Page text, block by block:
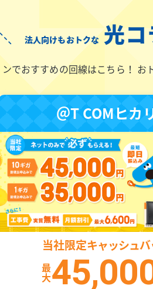
法人向けもおトクな光コ
でおすすめの回線はこちら！ お
＠T COMヒカ
当社限定キャッシュバ
最
大